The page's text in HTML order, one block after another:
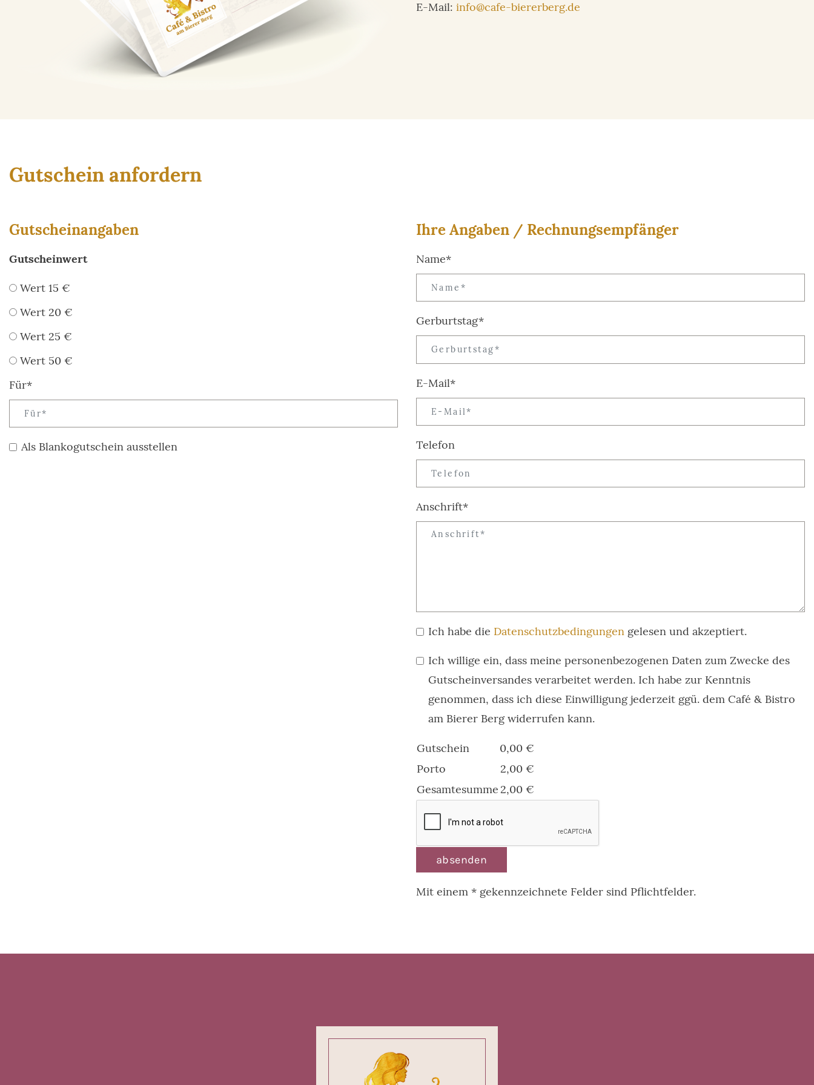
E-Mail: info@cafe-biererberg.de
Gutschein anfordern
Gutscheinangaben
Gutscheinwert
Wert 15 €
Wert 20 €
Wert 25 €
Wert 50 €
Für*
Als Blankogutschein ausstellen
Ihre Angaben / Rechnungsempfänger
Name*
Gerburtstag*
E-Mail*
Telefon
Anschrift*
Ich habe die Datenschutzbedingungen gelesen und akzeptiert.
Ich willige ein, dass meine personenbezogenen Daten zum Zwecke des
Gutscheinversandes verarbeitet werden. Ich habe zur Kenntnis
genommen, dass ich diese Einwilligung jederzeit ggü. dem Café & Bistro
am Bierer Berg widerrufen kann.
Gutschein
0,00 €
Porto
2,00 €
Gesamtesumme 2,00 €
absenden
Mit einem * gekennzeichnete Felder sind Pflichtfelder.